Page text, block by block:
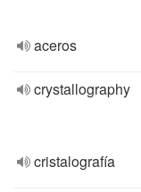
aceros
crystallography
cristalografía